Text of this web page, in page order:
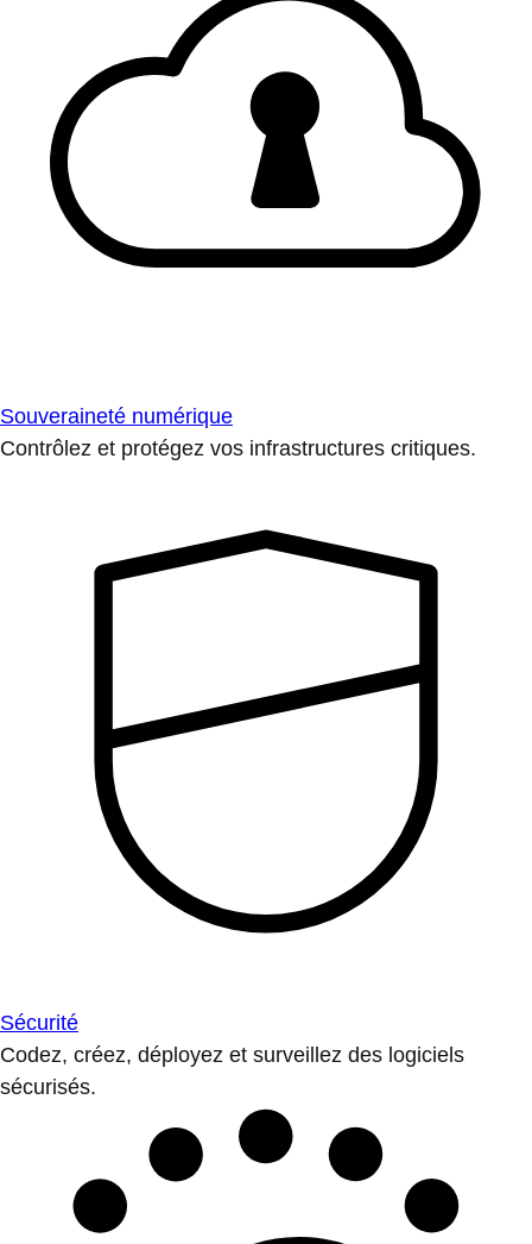
Souveraineté numérique
Contrôlez et protégez vos infrastructures critiques.
Sécurité
Codez, créez, déployez et surveillez des logiciels
sécurisés.